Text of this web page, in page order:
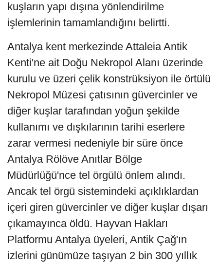
kuşların yapı dışına yönlendirilme
işlemlerinin tamamlandığını belirtti.
Antalya kent merkezinde Attaleia Antik
Kenti'ne ait Doğu Nekropol Alanı üzerinde
kurulu ve üzeri çelik konstrüksiyon ile örtülü
Nekropol Müzesi çatısının güvercinler ve
diğer kuşlar tarafından yoğun şekilde
kullanımı ve dışkılarının tarihi eserlere
zarar vermesi nedeniyle bir süre önce
Antalya Rölöve Anıtlar Bölge
Müdürlüğü'nce tel örgülü önlem alındı.
Ancak tel örgü sistemindeki açıklıklardan
içeri giren güvercinler ve diğer kuşlar dışarı
çıkamayınca öldü. Hayvan Hakları
Platformu Antalya üyeleri, Antik Çağ'ın
izlerini günümüze taşıyan 2 bin 300 yıllık